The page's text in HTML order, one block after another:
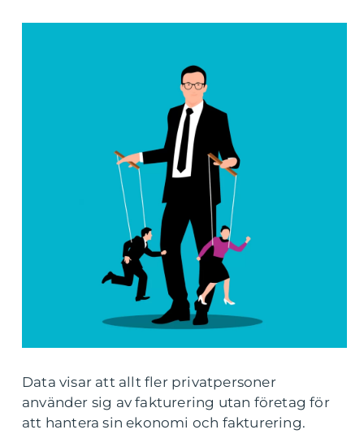
Data visar att allt fler privatpersoner
använder sig av fakturering utan företag för
att hantera sin ekonomi och fakturering.